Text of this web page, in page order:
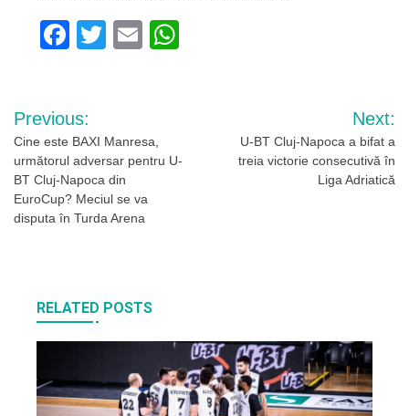
Facebook
Twitter
Email
Navigare
în
articole
Previous:
Cine este BAXI Manresa,
următorul adversar pentru U-
BT Cluj-Napoca din
EuroCup? Meciul se va
disputa în Turda Arena
Next:
U-BT Cluj-Napoca a bifat a
treia victorie consecutivă în
Liga Adriatică
RELATED POSTS